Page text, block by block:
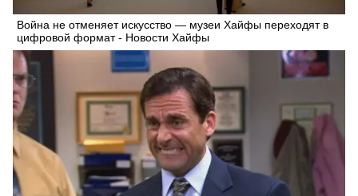
Война не отменяет искусство — музеи Хайфы переходят в
цифровой формат - Новости Хайфы